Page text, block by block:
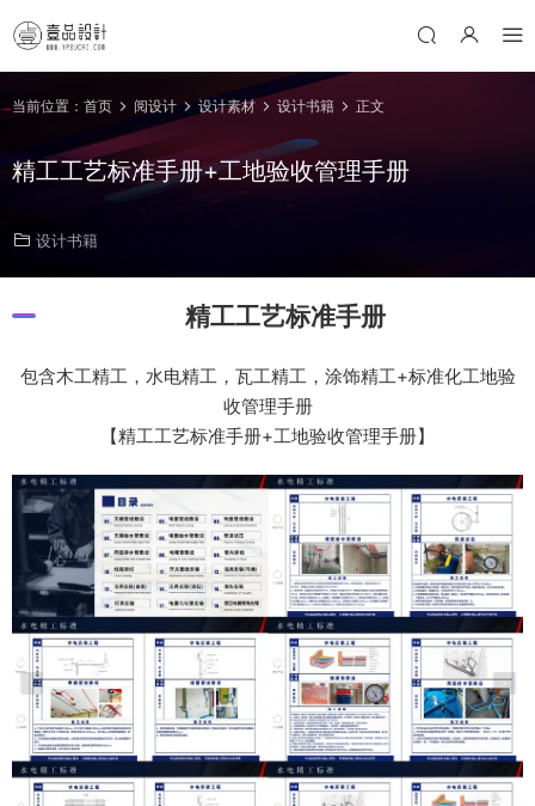
当前位置： 首页 阅设计 设计素材 设计书籍 正文
精工工艺标准手册+工地验收管理手册
设计书籍
精工工艺标准手册
包含木工精工，水电精工，瓦工精工，涂饰精工+标准化工地验
收管理手册
【精工工艺标准手册+工地验收管理手册】